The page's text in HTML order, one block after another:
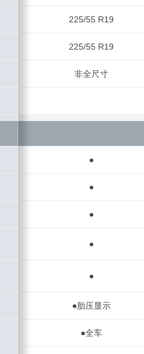
225/55 R19
225/55 R19
非全尺寸
●
●
●
●
●
●胎压显示
●全车